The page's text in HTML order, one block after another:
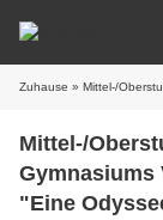
Zuhause » Mittel-/Oberstufen-
Mittel-/
Gymnasiums
"Eine